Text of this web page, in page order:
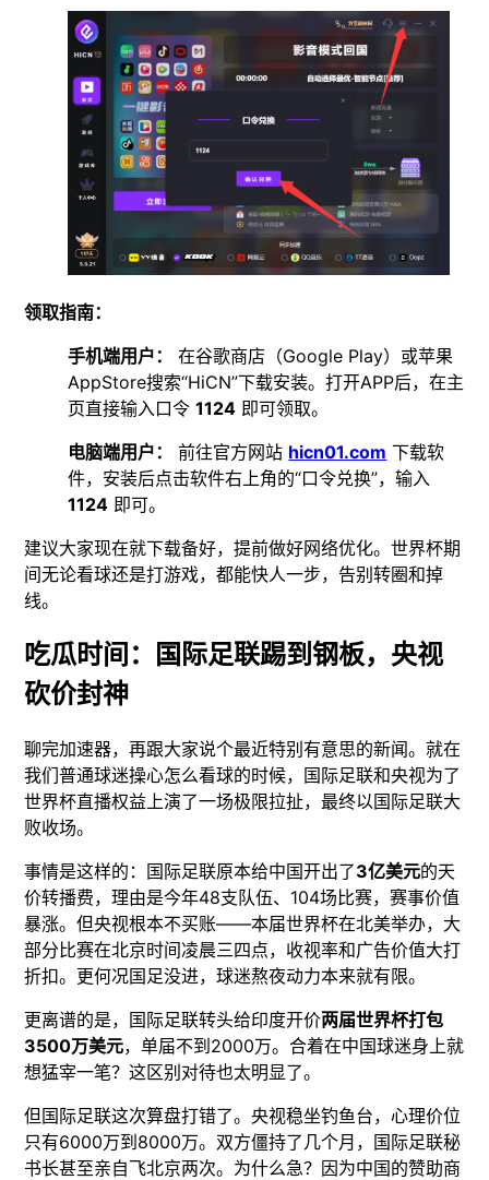
领取指南：
手机端用户：
在谷歌商店（Google Play）或苹果
AppStore搜索“HiCN”下载安装。打开APP后，在主
页直接输入口令1124 即可领取。
电脑端用户：
前往官方网站 hicn01.com 下载软
件，安装后点击软件右上角的“口令兑换”，输入
1124 即可。
建议大家现在就下载备好，提前做好网络优化。世界杯期
间无论看球还是打游戏，都能快人一步，告别转圈和掉
线。
吃瓜时间：国际足联踢到钢板，央视
砍价封神
聊完加速器，再跟大家说个最近特别有意思的新闻。就在
我们普通球迷操心怎么看球的时候，国际足联和央视为了
世界杯直播权益上演了一场极限拉扯，最终以国际足联大
败收场。
事情是这样的：国际足联原本给中国开出了3亿美元的天
价转播费，理由是今年48支队伍、104场比赛，赛事价值
暴涨。但央视根本不买账——本届世界杯在北美举办，大
部分比赛在北京时间凌晨三四点，收视率和广告价值大打
折扣。更何况国足没进，球迷熬夜动力本来就有限。
更离谱的是，国际足联转头给印度开价两届世界杯打包
3500万美元，单届不到2000万。合着在中国球迷身上就
想猛宰一笔？这区别对待也太明显了。
但国际足联这次算盘打错了。央视稳坐钓鱼台，心理价位
只有6000万到8000万。双方僵持了几个月，国际足联秘
书长甚至亲自飞北京两次。为什么急？因为中国的赞助商